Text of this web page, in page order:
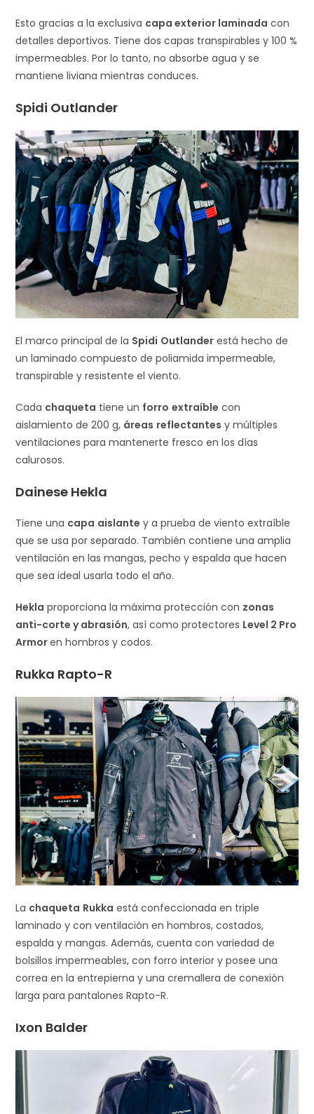
Esto gracias a la exclusiva capa exterior laminada con
detalles deportivos. Tiene dos capas transpirables y 100 %
impermeables. Por lo tanto, no absorbe agua y se
mantiene liviana mientras conduces.
Spidi Outlander
El marco principal de la Spidi Outlander está hecho de
un laminado compuesto de poliamida impermeable,
transpirable y resistente el viento.
Cada chaqueta tiene un forro extraíble con
aislamiento de 200 g, áreas reflectantes y múltiples
ventilaciones para mantenerte fresco en los días
calurosos.
Dainese Hekla
Tiene una capa aislante y a prueba de viento extraíble
que se usa por separado. También contiene una amplia
ventilación en las mangas, pecho y espalda que hacen
que sea ideal usarla todo el año.
Hekla proporciona la máxima protección con zonas
anti-corte y abrasión, así como protectores Level 2 Pro
Armoren hombros y codos.
Rukka Rapto-R
La chaqueta Rukka está confeccionada en triple
laminado y con ventilación en hombros, costados,
espalda y mangas. Además, cuenta con variedad de
bolsillos impermeables, con forro interior y posee una
correa en la entrepierna y una cremallera de conexión
larga para pantalones Rapto-R.
Ixon Balder